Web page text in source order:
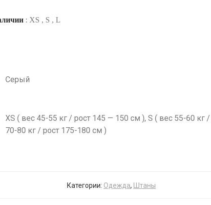
: XS , S , L
Серый
XS ( вес 45-55 кг / рост 145 — 150 см ), S ( вес 55-60 кг
70-80 кг / рост 175-180 см )
Категории: Одежда, Штаны